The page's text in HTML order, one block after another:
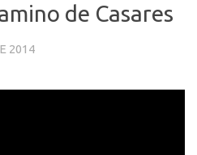
de Casares
2014